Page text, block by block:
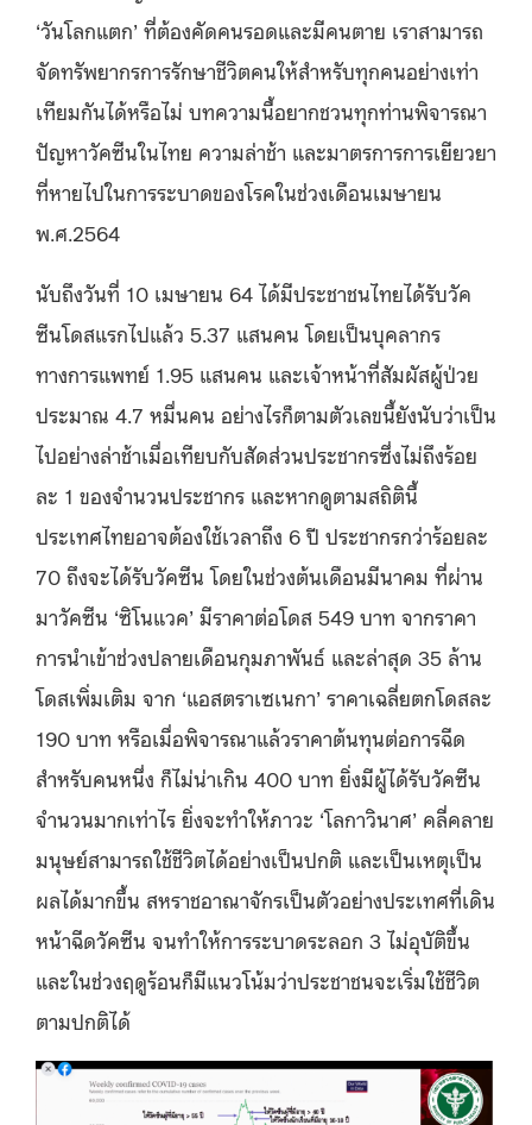
‘วันโลกแตก’ ที่ต้องคัดคนรอดและมีคนตาย เราสามารถ
จัดทรัพยากรการรักษาชีวิตคนให้สำหรับทุกคนอย่างเท่า
เทียมกันได้หรือไม่ บทความนี้อยากชวนทุกท่านพิจารณา
ปัญหาวัคซีนในไทย ความล่าช้า และมาตรการการเยียวยา
ที่หายไปในการระบาดของโรคในช่วงเดือนเมษายน
พ.ศ.2564
นับถึงวันที่ 10 เมษายน 64 ได้มีประชาชนไทยได้รับวัค
ซีนโดสแรกไปแล้ว 5.37 แสนคน โดยเป็นบุคลากร
ทางการแพทย์ 1.95 แสนคน และเจ้าหน้าที่สัมผัสผู้ป่วย
ประมาณ 4.7 หมื่นคน อย่างไรก็ตามตัวเลขนี้ยังนับว่าเป็น
ไปอย่างล่าช้าเมื่อเทียบกับสัดส่วนประชากรซึ่งไม่ถึงร้อย
ละ 1 ของจำนวนประชากร และหากดูตามสถิตินี้
ประเทศไทยอาจต้องใช้เวลาถึง 6 ปี ประชากรกว่าร้อยละ
70 ถึงจะได้รับวัคซีน โดยในช่วงต้นเดือนมีนาคม ที่ผ่าน
มาวัคซีน ‘ซิโนแวค’ มีราคาต่อโดส 549 บาท จากราคา
การนำเข้าช่วงปลายเดือนกุมภาพันธ์ และล่าสุด 35 ล้าน
โดสเพิ่มเติม จาก ‘แอสตราเซเนกา’ ราคาเฉลี่ยตกโดสละ
190 บาท หรือเมื่อพิจารณาแล้วราคาต้นทุนต่อการฉีด
สำหรับคนหนึ่ง ก็ไม่น่าเกิน 400 บาท ยิ่งมีผู้ได้รับวัคซีน
จำนวนมากเท่าไร ยิ่งจะทำให้ภาวะ ‘โลกาวินาศ’ คลี่คลาย
มนุษย์สามารถใช้ชีวิตได้อย่างเป็นปกติ และเป็นเหตุเป็น
ผลได้มากขึ้น สหราชอาณาจักรเป็นตัวอย่างประเทศที่เดิน
หน้าฉีดวัคซีน จนทำให้การระบาดระลอก 3 ไม่อุบัติขึ้น
และในช่วงฤดูร้อนก็มีแนวโน้มว่าประชาชนจะเริ่มใช้ชีวิต
ตามปกติได้